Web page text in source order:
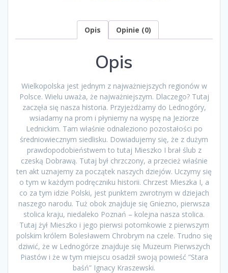
Opis Opinie (0)
Opis
Wielkopolska jest jednym z najważniejszych regionów w
Polsce. Wielu uważa, że najważniejszym. Dlaczego? Tutaj
zaczęła się nasza historia. Przyjeżdżamy do Lednogóry,
wsiadamy na prom i płyniemy na wyspę na Jeziorze
Lednickim. Tam właśnie odnaleziono pozostałości po
średniowiecznym siedlisku. Dowiadujemy się, że z dużym
prawdopodobieństwem to tutaj Mieszko I brał ślub z
czeską Dobrawą. Tutaj był chrzczony, a przecież właśnie
ten akt uznajemy za początek naszych dziejów. Uczymy się
o tym w każdym podręczniku historii. Chrzest Mieszka I, a
co za tym idzie Polski, jest punktem zwrotnym w dziejach
naszego narodu. Tuż obok znajduje się Gniezno, pierwsza
stolica kraju, niedaleko Poznań – kolejna nasza stolica.
Tutaj żył Mieszko i jego pierwsi potomkowie z pierwszym
polskim królem Bolesławem Chrobrym na czele. Trudno się
dziwić, że w Lednogórze znajduje się Muzeum Pierwszych
Piastów i że w tym miejscu osadził swoją powieść ”Stara
baśń” Ignacy Kraszewski.